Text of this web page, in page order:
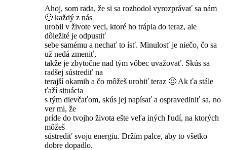
Ahoj, som rada, že si sa rozhodol vyrozprávať sa nám
🙂 každý z nás
urobil v živote veci, ktoré ho trápia do teraz, ale
dôležité je odpustiť
sebe samému a nechať to ísť. Minulosť je niečo, čo sa
už nedá zmeniť,
takže je zbytočne nad tým vôbec uvažovať. Skús sa
radšej sústrediť na
terajší okamih a čo môžeš urobiť teraz 🙂 Ak ťa stále
ťaží situácia
s tým dievčaťom, skús jej napísať a ospravedlniť sa, no
ver mi, že
príde do tvojho života ešte veľa iných ľudí, na ktorých
môžeš
sústrediť svoju energiu. Držím palce, aby to všetko
dobre dopadlo.